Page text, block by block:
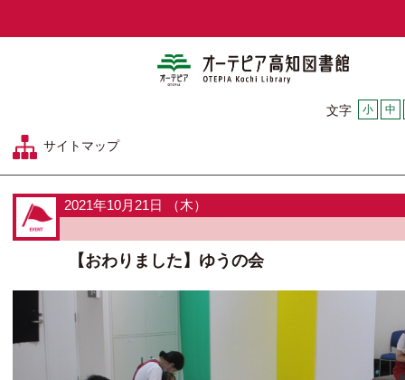
文字 小 中
サイトマップ
2021年10月21日 （木）
【おわりました】ゆうの会